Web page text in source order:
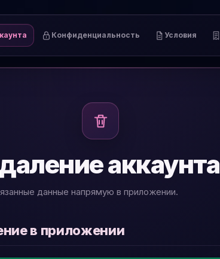
Конфиденциальность Условия
аккаунта
данные напрямую в приложении.
в приложении